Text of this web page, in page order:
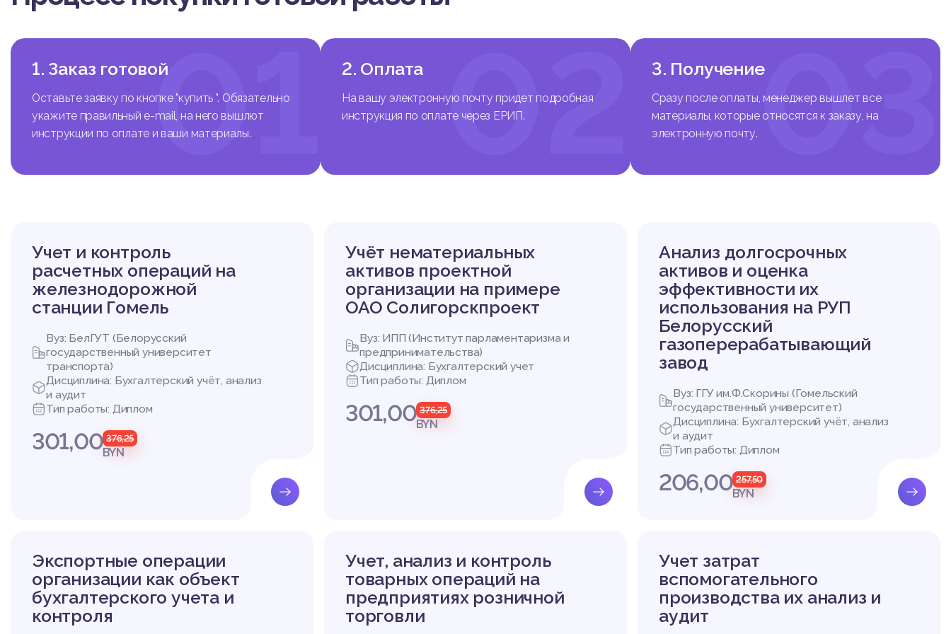
01
1. Заказ готовой
Оставьте заявку по кнопке "купить ". Обязательно
укажите правильный e-mail, на него вышлют
инструкции по оплате и ваши материалы.
02
2. Оплата
На вашу электронную почту придет подробная
инструкция по оплате через ЕРИП.
03
3. Получение
Сразу после оплаты, менеджер вышлет все
материалы, которые относятся к заказу, на
электронную почту.
Учет и контроль
расчетных операций на
железнодорожной
станции Гомель
Вуз: БелГУТ (Белорусский
государственный университет
транспорта)
Дисциплина: Бухгалтерский учёт, анализ
и аудит
Тип работы: Диплом
301,00 376,25
BYN
Учёт нематериальных
активов проектной
организации на примере
ОАО Солигорскпроект
Вуз: ИПП (Институт парламентаризма и
предпринимательства)
Дисциплина: Бухгалтерский учет
Тип работы: Диплом
301,00 376,25
BYN
Анализ долгосрочных
активов и оценка
эффективности их
использования на РУП
Белорусский
газоперерабатывающий
завод
Вуз: ГГУ им.Ф.Скорины (Гомельский
государственный университет)
Дисциплина: Бухгалтерский учёт, анализ
и аудит
Тип работы: Диплом
206,00 257,50
BYN
Экспортные операции
организации как объект
бухгалтерского учета и
контроля
Учет, анализ и контроль
товарных операций на
предприятиях розничной
торговли
Учет затрат
вспомогательного
производства их анализ и
аудит